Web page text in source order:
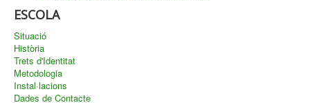
ESCOLA
Situació
Història
Trets d'Identitat
Metodologia
Instal·lacions
Dades de Contacte